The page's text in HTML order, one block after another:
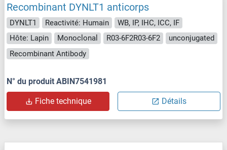
Recombinant DYNLT1 anticorps
DYNLT1 Reactivité: Humain
WB, IP, IHC, ICC, IF
Hôte: Lapin
Monoclonal R03-6F2R03-6F2
unconjugated
Recombinant Antibody
N° du produit ABIN7541981
Fiche technique Détails